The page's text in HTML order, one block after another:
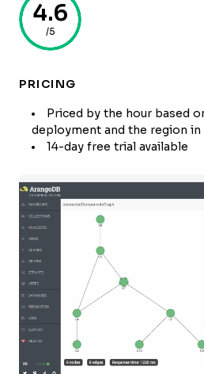
4.6
/5
PRICING
Priced by the hour based
deployment and the region in
14-day free trial available